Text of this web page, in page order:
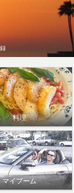
料理
マイブーム